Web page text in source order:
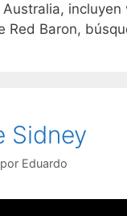
Red Baron,
Sidney
por Eduardo